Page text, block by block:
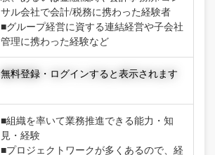
サル会社で会計/税務に携わった経験者
■グループ経営に資する連結経営や子会社
管理に携わった経験など
無料登録・ログインすると表示されます
■組織を率いて業務推進できる能力・知
見・経験
■プロジェクトワークが多くあるので、経